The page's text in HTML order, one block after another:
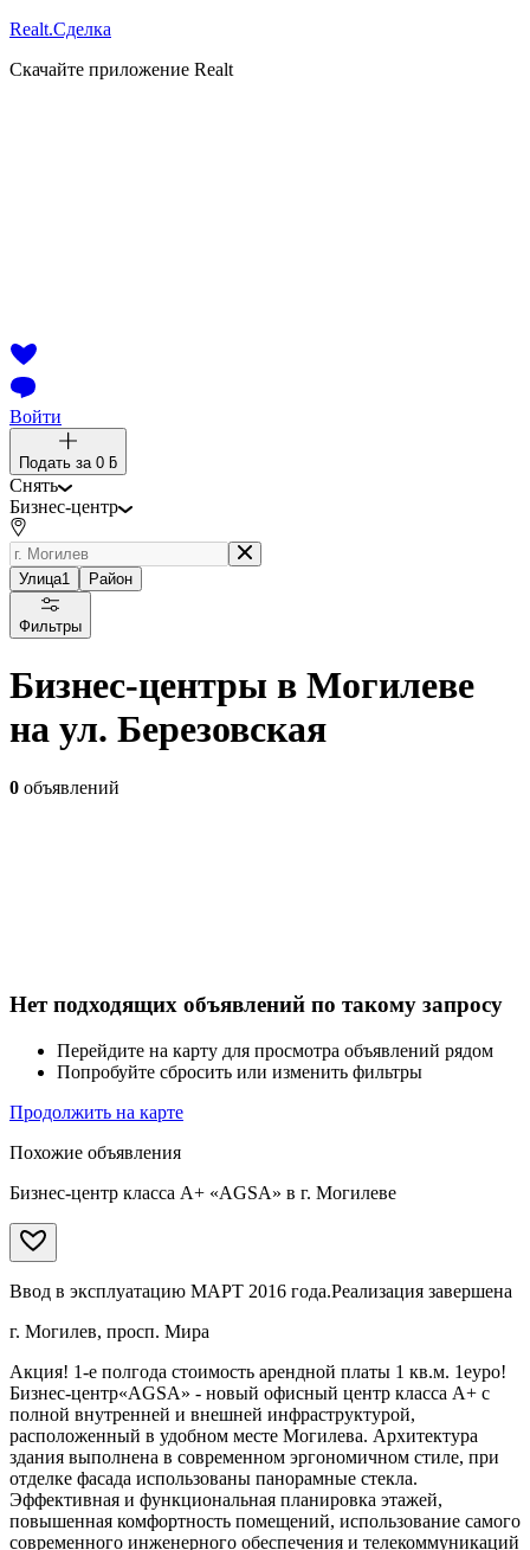
Realt.Сделка
Скачайте приложение Realt
Войти
Подать за 0 ƃ
Снять
Бизнес-центр
Улица1 Район
Фильтры
Бизнес-центры в Могилеве
на ул. Березовская
0 объявлений
Нет подходящих объявлений по такому запросу
Перейдите на карту для просмотра объявлений рядом
Попробуйте сбросить или изменить фильтры
Продолжить на карте
Похожие объявления
Бизнес-центр класса А+ «AGSA» в г. Могилеве
Ввод в эксплуатацию МАРТ 2016 года.Реализация завершена
г. Могилев, просп. Мира
Акция! 1-е полгода стоимость арендной платы 1 кв.м. 1еуро!
Бизнес-центр«AGSA» - новый офисный центр класса А+ с
полной внутренней и внешней инфраструктурой,
расположенный в удобном месте Могилева. Архитектура
здания выполнена в современном эргономичном стиле, при
отделке фасада использованы панорамные стекла.
Эффективная и функциональная планировка этажей,
повышенная комфортность помещений, использование самого
современного инженерного обеспечения и телекоммуникаций